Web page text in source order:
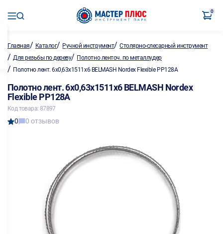
0
Главная/ Каталог/ Ручной инструмент/Столярно-слесарный инструмент
/ Для резьбы по дереву/ Полотно ленточ. по металлу,дер
/ Полотно лент. 6х0,63х1511х6 BELMASH Nordex Flexible PP128A
Полотно лент. 6х0,63х1511х6 BELMASH Nordex
Flexible PP128A
Код товара: 87897
0 0 отзывов